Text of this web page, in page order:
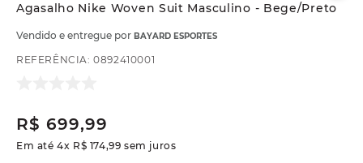
Agasalho Nike Woven Suit Masculino - Bege/Preto
Vendido e entregue por BAYARD ESPORTES
REFERÊNCIA:0892410001
R$ 699,99
Em até4x R$ 174,99 sem juros